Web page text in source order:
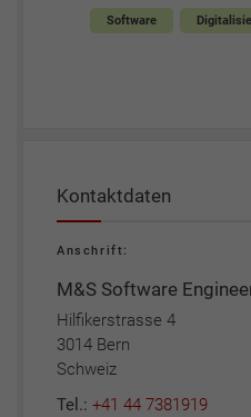
Software
Kontaktdaten
Anschrift:
M&S Software
Hilfikerstrasse 4
3014 Bern
Schweiz
Tel.: +41 44 7381919